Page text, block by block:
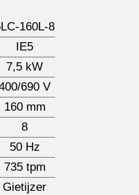
160L-8
IE5
7,5 kW
690 V
160 mm
8
50 Hz
735 tpm
Gietijzer